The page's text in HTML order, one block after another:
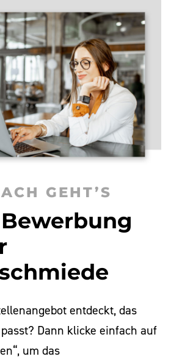
GEHT’S
entdeckt, das
Dann klicke einfach auf
um das